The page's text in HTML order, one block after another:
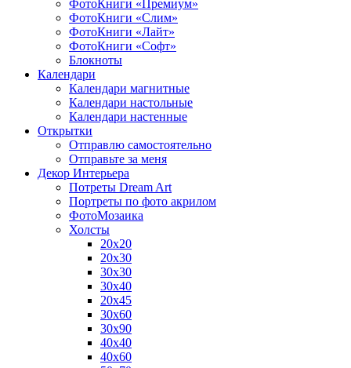
ФотоКниги «Премиум»
ФотоКниги «Слим»
ФотоКниги «Лайт»
ФотоКниги «Софт»
Блокноты
Календари
Календари магнитные
Календари настольные
Календари настенные
Открытки
Отправлю самостоятельно
Отправьте за меня
Декор Интерьера
Потреты Dream Art
Портреты по фото акрилом
ФотоМозаика
Холсты
20х20
20х30
30х30
30х40
20х45
30х60
30х90
40х40
40х60